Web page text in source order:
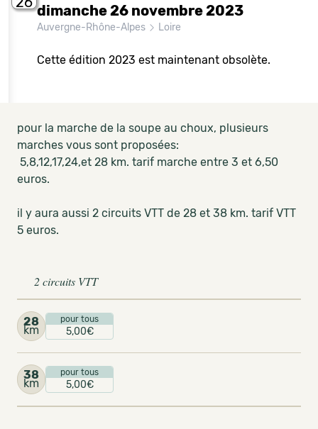
dimanche 26 novembre 2023
Auvergne-Rhône-Alpes Loire
Cette édition 2023 est maintenant obsolète.
pour la marche de la soupe au choux, plusieurs
marches vous sont proposées:
5,8,12,17,24,et 28 km. tarif marche entre 3 et 6,50
euros.
il y aura aussi 2 circuits VTT de 28 et 38 km. tarif VTT
5 euros.
2 circuits VTT
28
km
pour tous
5,00€
38
km
pour tous
5,00€